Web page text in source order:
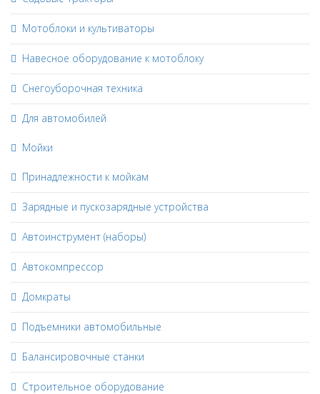
Мотоблоки и культиваторы
Навесное оборудование к мотоблоку
Снегоуборочная техника
Для автомобилей
Мойки
Принадлежности к мойкам
Зарядные и пускозарядные устройства
Автоинструмент (наборы)
Автокомпрессор
Домкраты
Подъемники автомобильные
Балансировочные станки
Строительное оборудование